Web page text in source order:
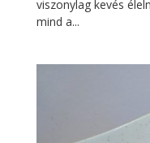
viszonylag kevés
mind a...